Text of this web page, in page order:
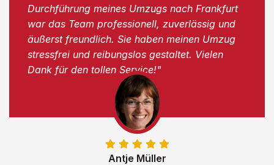
Antje Müller
Durchführung meines Umzugs nach Frankfurt
war das Team professionell, zuverlässig und
äußerst freundlich. Sie haben meinen Umzug
stressfrei und reibungslos gestaltet. Vielen
Dank für den tollen Service!"